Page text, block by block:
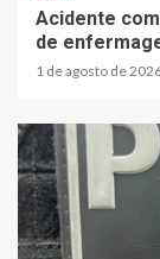
Acidente
de
1 de agosto de